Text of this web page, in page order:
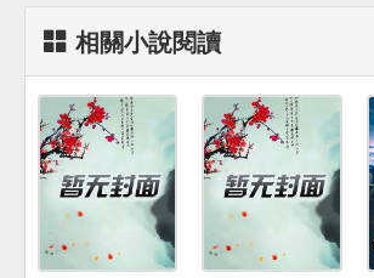
相關小說閱讀